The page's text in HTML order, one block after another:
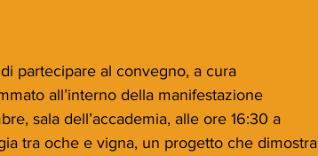
partecipare al convegno, a cura
all’interno della manifestazione
sala dell’accademia, alle ore 16:30 a
tra oche e vigna, un progetto che dimostra